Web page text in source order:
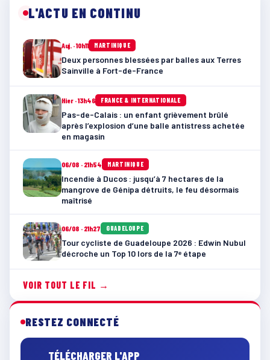
L'ACTU EN CONTINU
Auj. · 10h11 MARTINIQUE
Deux personnes blessées par balles aux Terres
Sainville à Fort-de-France
Hier · 13h46 FRANCE & INTERNATIONALE
Pas-de-Calais : un enfant grièvement brûlé
après l’explosion d’une balle antistress achetée
en magasin
06/08 · 21h54 MARTINIQUE
Incendie à Ducos : jusqu’à 7 hectares de la
mangrove de Génipa détruits, le feu désormais
maîtrisé
06/08 · 21h27 GUADELOUPE
Tour cycliste de Guadeloupe 2026 : Edwin Nubul
décroche un Top 10 lors de la 7ᵉ étape
VOIR TOUT LE FIL →
RESTEZ CONNECTÉ
TÉLÉCHARGER L'APP